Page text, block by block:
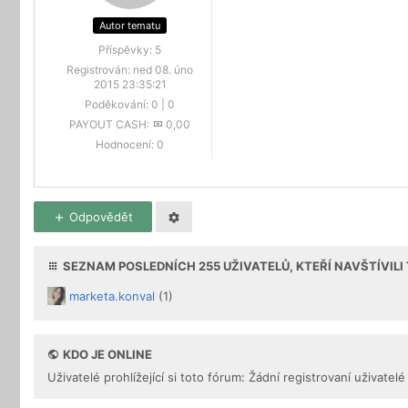
Autor tematu
Příspěvky: 5
Registrován: ned 08. úno
2015 23:35:21
Poděkování: 0
0
PAYOUT CASH:
0,00
Hodnocení: 0
Odpovědět
SEZNAM POSLEDNÍCH 255UŽIVATELŮ, KTEŘÍ NAVŠTÍVILI
marketa.konval (1)
KDO JE ONLINE
Uživatelé prohlížející si toto fórum: Žádní registrovaní uživatelé